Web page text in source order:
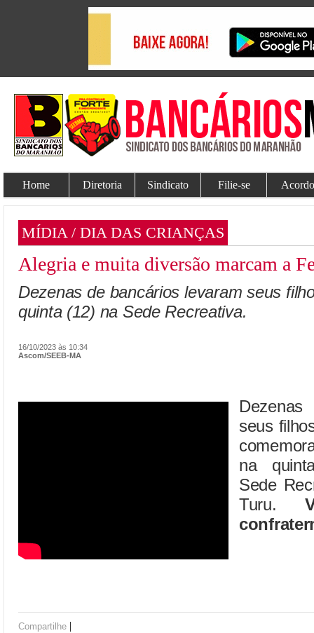
Home Diretoria Sindicato Filie-se
MÍDIA / DIA DAS CRIANÇAS
Alegria e muita diversão marcam a
Dezenas de bancários levaram seus
quinta (12) na Sede Recreativa.
16/10/2023 às 10:34
Ascom/SEEB-MA
seus
na
Sede
Turu.
Compartilhe |